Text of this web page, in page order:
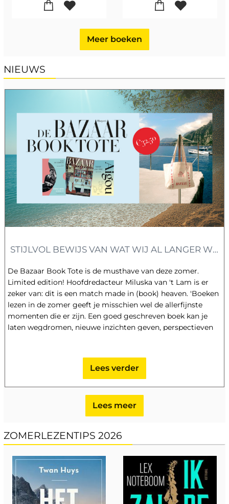
Meer boeken
NIEUWS
STIJLVOL BEWIJS VAN WAT WIJ AL LANGER
De Bazaar Book Tote is de musthave van deze zomer.
Limited edition! Hoofdredacteur Miluska van 't Lam is er
zeker van: dit is een match made in (book) heaven. 'Boeken
lezen in de zomer geeft je misschien wel de allerfijnste
momenten die er zijn. Een goed geschreven boek kan je
laten wegdromen, nieuwe inzichten geven, perspectieven
cadeau aan jezelf, in de wereld van nu zijn die momenten
boeken die nieuwe stemmen laten horen én van klassiekers
die opnieuw ontdekt mogen worden. Daarom zijn we blij
met de selectie van de Bazaar Book Tote: een bijzondere
verrassen en nog lang blijven nazinderen. In deze limited
debuut van Sarah van Vliet, en Verboden schrift van Alba de
Céspedes, een internationaal geprezen roman die opnieuw
veel lezers weet te raken. Tezamen met het XL-
zomernummer van Harper’s Bazaar is deze tas je ultieme
Lees verder
Lees meer
ZOMERLEZENTIPS 2026